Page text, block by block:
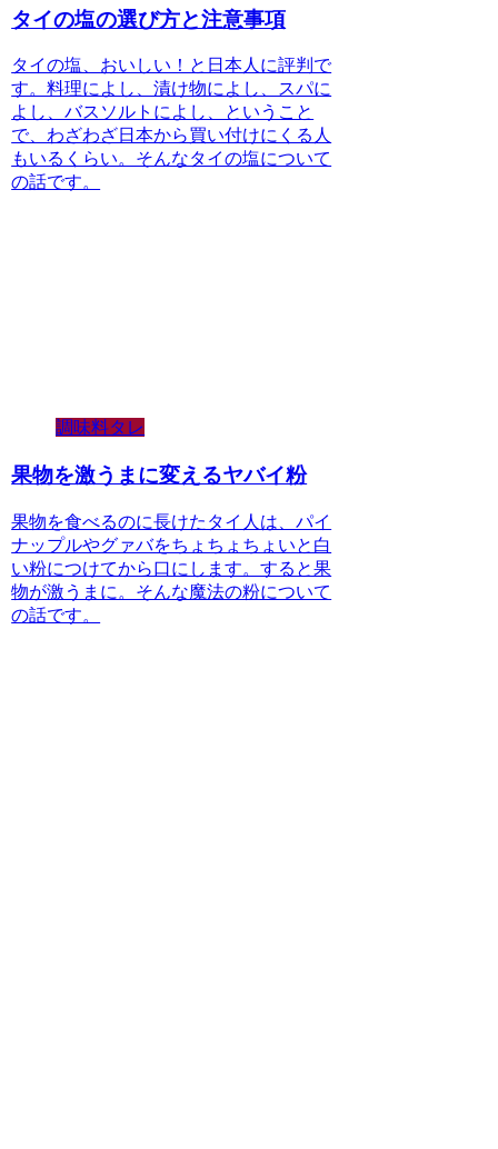
タイの塩の選び方と注意事項
タイの塩、おいしい！と日本人に評判で
す。料理によし、漬け物によし、スパに
よし、バスソルトによし、ということ
で、わざわざ日本から買い付けにくる人
もいるくらい。そんなタイの塩について
の話です。
調味料タレ
果物を激うまに変えるヤバイ粉
果物を食べるのに長けたタイ人は、パイ
ナップルやグァバをちょちょちょいと白
い粉につけてから口にします。すると果
物が激うまに。そんな魔法の粉について
の話です。